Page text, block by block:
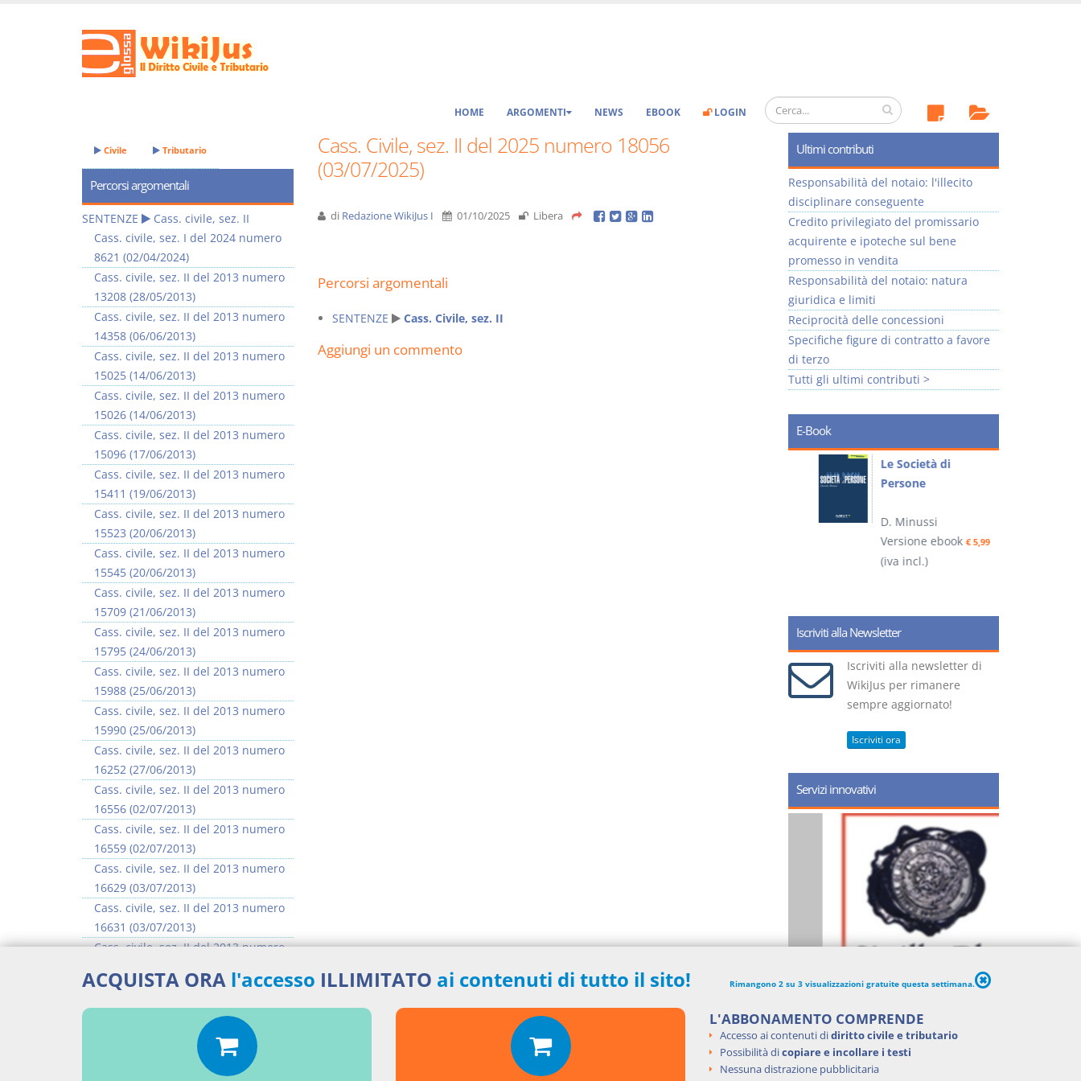
HOME ARGOMENTI NEWS EBOOK LOGIN
Cass. Civile, sez. II del 2025 numero 18056
(03/07/2025)
di Redazione WikiJus I 01/10/2025 Libera
Percorsi argomentali
SENTENZE Cass. Civile, sez. II
Aggiungi un commento
Civile Tributario
Percorsi argomentali
SENTENZE
Cass. civile, sez. II
Cass. civile, sez. I del 2024 numero
8621 (02/04/2024)
Cass. civile, sez. II del 2013 numero
13208 (28/05/2013)
Cass. civile, sez. II del 2013 numero
14358 (06/06/2013)
Cass. civile, sez. II del 2013 numero
15025 (14/06/2013)
Cass. civile, sez. II del 2013 numero
15026 (14/06/2013)
Cass. civile, sez. II del 2013 numero
15096 (17/06/2013)
Cass. civile, sez. II del 2013 numero
15411 (19/06/2013)
Cass. civile, sez. II del 2013 numero
15523 (20/06/2013)
Cass. civile, sez. II del 2013 numero
15545 (20/06/2013)
Cass. civile, sez. II del 2013 numero
15709 (21/06/2013)
Cass. civile, sez. II del 2013 numero
15795 (24/06/2013)
Cass. civile, sez. II del 2013 numero
15988 (25/06/2013)
Cass. civile, sez. II del 2013 numero
15990 (25/06/2013)
Cass. civile, sez. II del 2013 numero
16252 (27/06/2013)
Cass. civile, sez. II del 2013 numero
16556 (02/07/2013)
Cass. civile, sez. II del 2013 numero
16559 (02/07/2013)
Cass. civile, sez. II del 2013 numero
16629 (03/07/2013)
Cass. civile, sez. II del 2013 numero
16631 (03/07/2013)
Cass. civile, sez. II del 2013 numero
Cass. civile, sez. II del 2013 numero
16637 (03/07/2013)
>> Vai all'argomento completo
Ultimi contributi
Responsabilità del notaio: l'illecito
disciplinare conseguente
Credito privilegiato del promissario
acquirente e ipoteche sul bene
promesso in vendita
Responsabilità del notaio: natura
giuridica e limiti
Reciprocità delle concessioni
Specifiche figure di contratto a favore
di terzo
Tutti gli ultimi contributi >
E-Book
Prescrizione e
Versione ebook
Rapporto e
relazione giuridica
D. Minussi
Versione ebook
(iva incl.)
Le Società di
Persone
D. Minussi
Versione ebook€ 5,99
(iva incl.)
Iscriviti alla Newsletter
Iscriviti alla newsletter di
WikiJus per rimanere
sempre aggiornato!
Iscriviti ora
Servizi innovativi
ACQUISTA ORA l'accesso ILLIMITATO ai contenuti di tutto il sito! Rimangono 2 su 3 visualizzazioni gratuite questa settimana.
L'ABBONAMENTO COMPRENDE
Accesso ai contenuti didiritto civile e tributario
Possibilità dicopiare e incollare i testi
Nessuna distrazione pubblicitaria